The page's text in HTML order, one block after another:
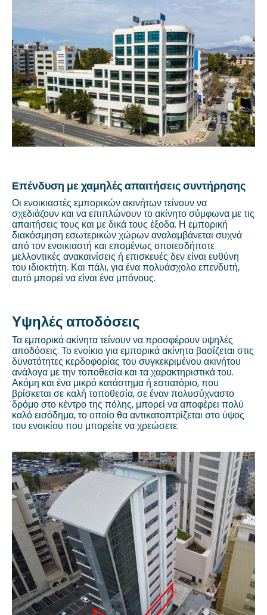
Επένδυση με χαμηλές απαιτήσεις συντήρησης
Οι ενοικιαστές εμπορικών ακινήτων τείνουν να
σχεδιάζουν και να επιπλώνουν το ακίνητο σύμφωνα με τις
απαιτήσεις τους και με δικά τους έξοδα. Η εμπορική
διακόσμηση εσωτερικών χώρων αναλαμβάνεται συχνά
από τον ενοικιαστή και επομένως οποιεσδήποτε
μελλοντικές ανακαινίσεις ή επισκευές δεν είναι ευθύνη
του ιδιοκτήτη. Και πάλι, για ένα πολυάσχολο επενδυτή,
αυτό μπορεί να είναι ένα μπόνους.
Υψηλές αποδόσεις
Τα εμπορικά ακίνητα τείνουν να προσφέρουν υψηλές
αποδόσεις. Το ενοίκιο για εμπορικά ακίνητα βασίζεται στις
δυνατότητες κερδοφορίας του συγκεκριμένου ακινήτου
ανάλογα με την τοποθεσία και τα χαρακτηριστικά του.
Ακόμη και ένα μικρό κατάστημα ή εστιατόριο, που
βρίσκεται σε καλή τοποθεσία, σε έναν πολυσύχναστο
δρόμο στο κέντρο της πόλης, μπορεί να αποφέρει πολύ
καλό εισόδημα, το οποίο θα αντικατοπτρίζεται στο ύψος
του ενοικίου που μπορείτε να χρεώσετε.